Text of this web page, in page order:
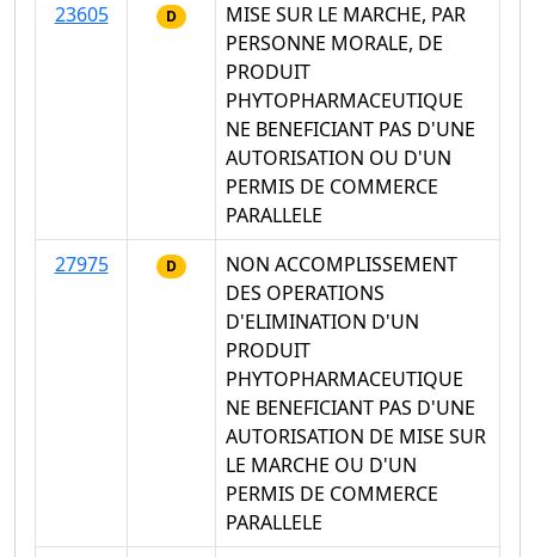
23605
D
MISE SUR LE MARCHE, PAR
PERSONNE MORALE, DE
PRODUIT
PHYTOPHARMACEUTIQUE
NE BENEFICIANT PAS D'UNE
AUTORISATION OU D'UN
PERMIS DE COMMERCE
PARALLELE
27975
D
NON ACCOMPLISSEMENT
DES OPERATIONS
D'ELIMINATION D'UN
PRODUIT
PHYTOPHARMACEUTIQUE
NE BENEFICIANT PAS D'UNE
AUTORISATION DE MISE SUR
LE MARCHE OU D'UN
PERMIS DE COMMERCE
PARALLELE